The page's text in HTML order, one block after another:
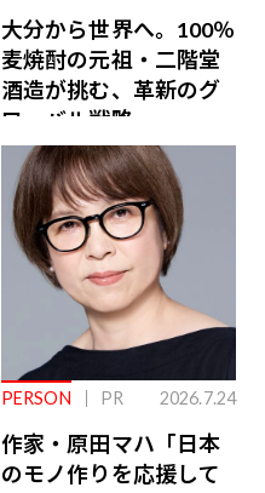
大分から世界へ。100％
麦焼酎の元祖・二階堂
酒造が挑む、革新のグ
ローバル戦略
PERSON PR 2026.7.24
作家・原田マハ「日本
のモノ作りを応援して